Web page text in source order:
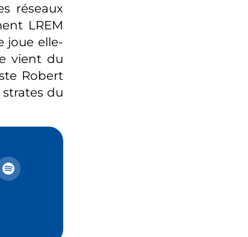
réseaux
LREM
joue elle-
vient du
Robert
du